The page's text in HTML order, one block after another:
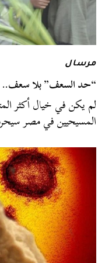
مرسال
“حد السعف” بلا سعف..
لم يكن في خيال أكثر
المسيحيين في مصر